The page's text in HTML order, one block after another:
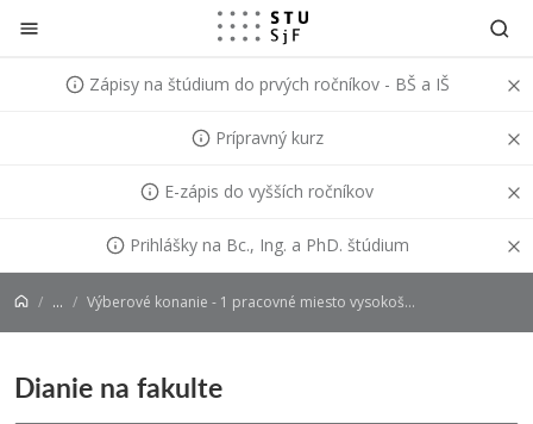
Prejsť na obsah
Zápisy na štúdium do prvých ročníkov - BŠ a IŠ
Prípravný kurz
E-zápis do vyšších ročníkov
Prihlášky na Bc., Ing. a PhD. štúdium
... Výberové konanie - 1 pracovné miesto vysokoškolský učiteľ – profesor
Dianie na fakulte